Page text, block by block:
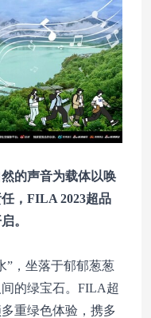
的声音为载体以唤
，FILA 2023超品
。
”，坐落于郁郁葱葱
的绿宝石。FILA超
重绿色体验，携多